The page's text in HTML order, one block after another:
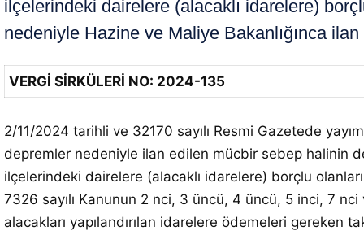
ilçelerindeki dairelere (alacaklı idarelere)
nedeniyle Hazine ve Maliye Bakanlığınca
VERGİ SİRKÜLERİ NO: 2024-135
2/11/2024 tarihli ve 32170 sayılı Resmi Gazetede
depremler nedeniyle ilan edilen mücbir sebep halinin
ilçelerindeki dairelere (alacaklı idarelere) borçlu
7326 sayılı Kanunun 2 nci, 3 üncü, 4 üncü, 5 inci, 7
alacakları yapılandırılan idarelere ödemeleri gereken